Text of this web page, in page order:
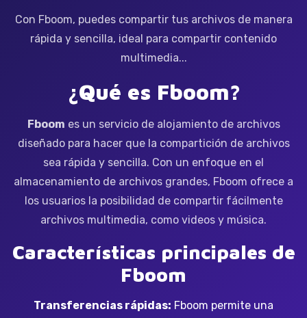
Con Fboom, puedes compartir tus archivos de manera
rápida y sencilla, ideal para compartir contenido
multimedia...
¿Qué es Fboom?
Fboom es un servicio de alojamiento de archivos
diseñado para hacer que la compartición de archivos
sea rápida y sencilla. Con un enfoque en el
almacenamiento de archivos grandes, Fboom ofrece a
los usuarios la posibilidad de compartir fácilmente
archivos multimedia, como videos y música.
Características principales de
Fboom
Transferencias rápidas: Fboom permite una